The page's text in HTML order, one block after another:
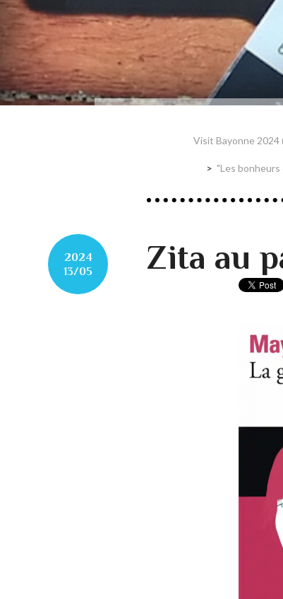
Visit Bayonne 2024
"Les bonheurs
2024
13/05
Zita au